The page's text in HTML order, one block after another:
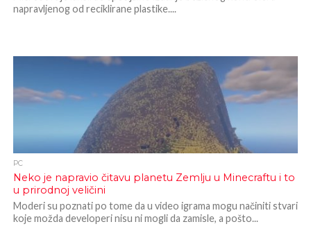
napravljenog od reciklirane plastike....
PC
Neko je napravio čitavu planetu Zemlju u Minecraftu i to
u prirodnoj veličini
Moderi su poznati po tome da u video igrama mogu načiniti stvari
koje možda developeri nisu ni mogli da zamisle, a pošto...